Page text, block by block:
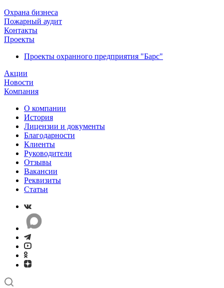
Охрана бизнеса
Пожарный аудит
Контакты
Проекты
Проекты охранного предприятия "Барс"
Акции
Новости
Компания
О компании
История
Лицензии и документы
Благодарности
Клиенты
Руководители
Отзывы
Вакансии
Реквизиты
Статьи